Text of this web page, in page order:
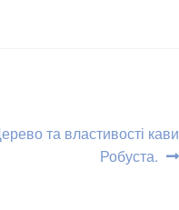
та властивості кави
Робуста.